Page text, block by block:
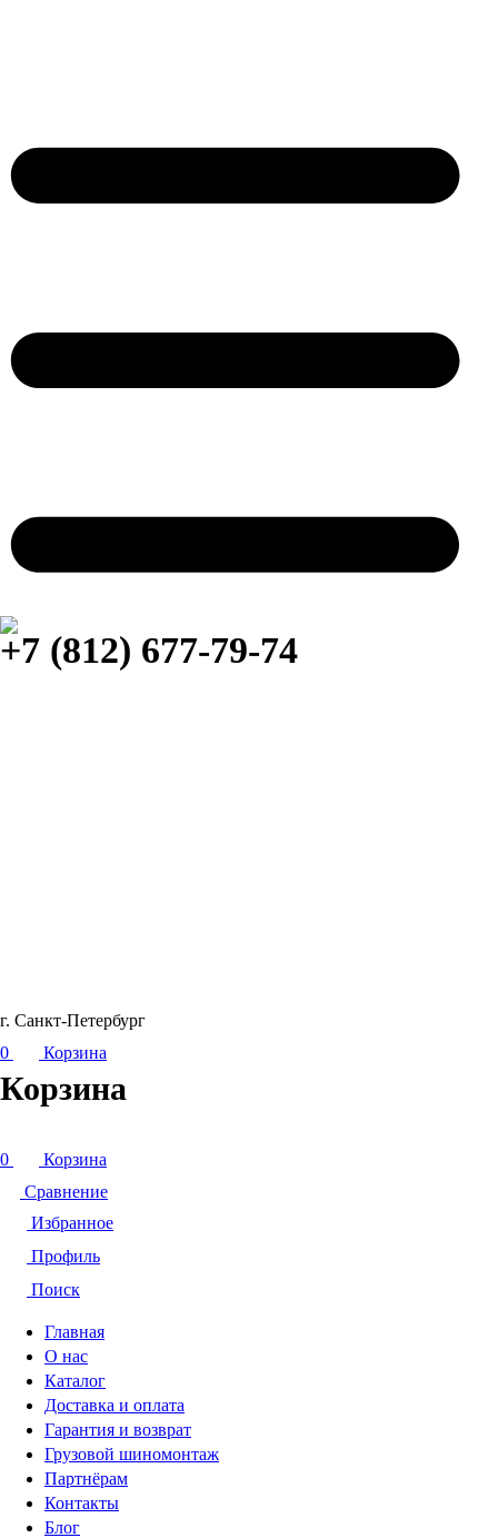
+7 (812) 677-79-74
г. Санкт-Петербург
0
Корзина
Корзина
0
Корзина
Сравнение
Избранное
Профиль
Поиск
Главная
О нас
Каталог
Доставка и оплата
Гарантия и возврат
Грузовой шиномонтаж
Партнёрам
Контакты
Блог